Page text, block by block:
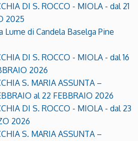
DI S. ROCCO - MIOLA - dal 21
2025
Lume di Candela Baselga Pine
DI S. ROCCO - MIOLA - dal 16
2026
S. MARIA ASSUNTA –
al 22 FEBBRAIO 2026
DI S. ROCCO - MIOLA - dal 23
2026
S. MARIA ASSUNTA –